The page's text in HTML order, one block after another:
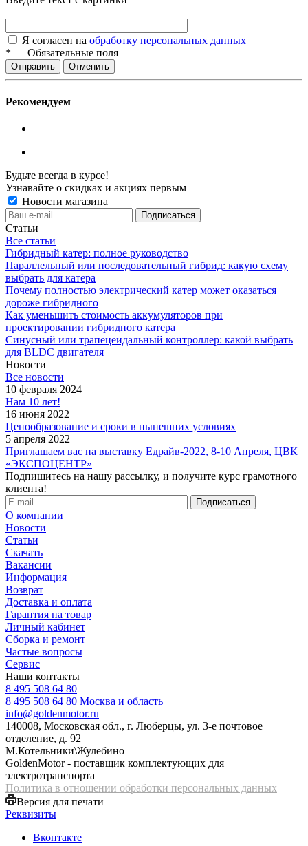
Я согласен на обработку персональных данных
* — Обязательные поля
Отменить
Рекомендуем
Будьте всегда в курсе!
Узнавайте о скидках и акциях первым
Новости магазина
Статьи
Все статьи
Гибридный катер: полное руководство
Параллельный или последовательный гибрид: какую схему
выбрать для катера
Почему полностью электрический катер может оказаться
дороже гибридного
Как уменьшить стоимость аккумуляторов при
проектировании гибридного катера
Синусный или трапецеидальный контроллер: какой выбрать
для BLDC двигателя
Новости
Все новости
10 февраля 2024
Нам 10 лет!
16 июня 2022
Ценообразование и сроки в нынешних условиях
5 апреля 2022
Приглашаем вас на выставку Едрайв-2022, 8-10 Апреля, ЦВК
«ЭКСПОЦЕНТР»
Подпишитесь на нашу рассылку, и получите курс грамотного
клиента!
О компании
Новости
Статьи
Скачать
Вакансии
Информация
Возврат
Доставка и оплата
Гарантия на товар
Личный кабинет
Сборка и ремонт
Частые вопросы
Сервис
Наши контакты
8 495 508 64 80
8 495 508 64 80 Москва и область
info@goldenmotor.ru
140008, Московская обл., г. Люберцы, ул. 3-е почтовое
отделение, д. 92
М.Котельники\Жулебино
GoldenMotor - поставщик комплектующих для
электротранспорта
Политика в отношении обработки персональных данных
Версия для печати
Реквизиты
Вконтакте